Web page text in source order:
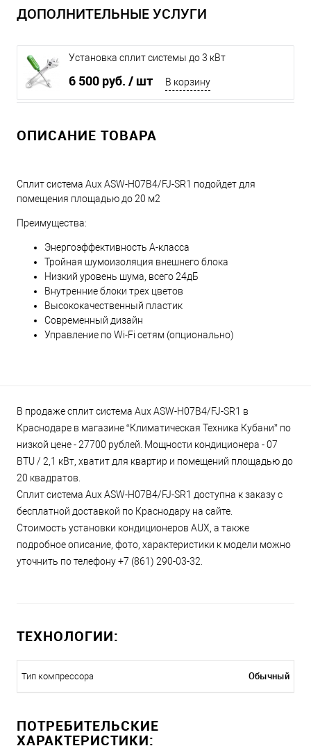
ДОПОЛНИТЕЛЬНЫЕ УСЛУГИ
Установка сплит системы до 3 кВт
6 500 руб. / шт В корзину
ОПИСАНИЕ ТОВАРА
Сплит система Aux ASW-H07B4/FJ-SR1 подойдет для
помещения площадью до 20 м2
Преимущества:
Энергоэффективность А-класса
Тройная шумоизоляция внешнего блока
Низкий уровень шума, всего 24дБ
Внутренние блоки трех цветов
Высококачественный пластик
Современный дизайн
Управление по Wi-Fi сетям (опционально)
В продаже сплит система Aux ASW-H07B4/FJ-SR1 в
Краснодаре в магазине “Климатическая Техника Кубани” по
низкой цене - 27700 рублей. Мощности кондиционера - 07
BTU / 2,1 кВт, хватит для квартир и помещений площадью до
20 квадратов.
Сплит система Aux ASW-H07B4/FJ-SR1 доступна к заказу с
бесплатной доставкой по Краснодару на сайте.
Стоимость установки кондиционеров AUX, а также
подробное описание, фото, характеристики к модели можно
уточнить по телефону +7 (861) 290-03-32.
ТЕХНОЛОГИИ:
Тип компрессора Обычный
ПОТРЕБИТЕЛЬСКИЕ
ХАРАКТЕРИСТИКИ: